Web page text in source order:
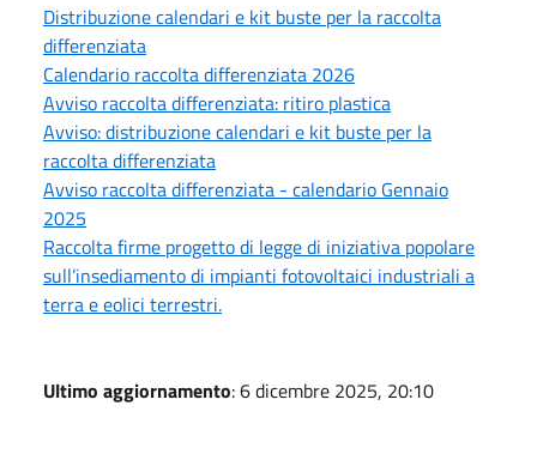
Distribuzione calendari e kit buste per la raccolta
differenziata
Calendario raccolta differenziata 2026
Avviso raccolta differenziata: ritiro plastica
Avviso: distribuzione calendari e kit buste per la
raccolta differenziata
Avviso raccolta differenziata - calendario Gennaio
2025
Raccolta firme progetto di legge di iniziativa popolare
sull’insediamento di impianti fotovoltaici industriali a
terra e eolici terrestri.
Ultimo aggiornamento: 6 dicembre 2025, 20:10